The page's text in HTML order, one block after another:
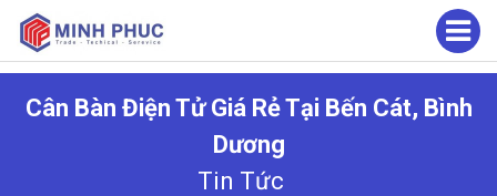
Cân Bàn Điện Tử Giá Rẻ Tại Bến Cát, Bình
Dương
Tin Tức